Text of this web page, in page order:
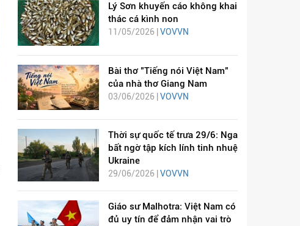
Lý Sơn khuyến cáo không khai
thác cá kình non
11/05/2026 | VOVVN
Bài thơ "Tiếng nói Việt Nam"
của nhà thơ Giang Nam
03/06/2026 | VOVVN
Thời sự quốc tế trưa 29/6: Nga
bất ngờ tập kích lính tinh nhuệ
Ukraine
29/06/2026 | VOVVN
Giáo sư Malhotra: Việt Nam có
đủ uy tín để đảm nhận vai trò